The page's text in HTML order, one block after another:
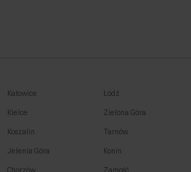
Katowice Łódź
Kielce Zielona Góra
Koszalin Tarnów
Jelenia Góra Konin